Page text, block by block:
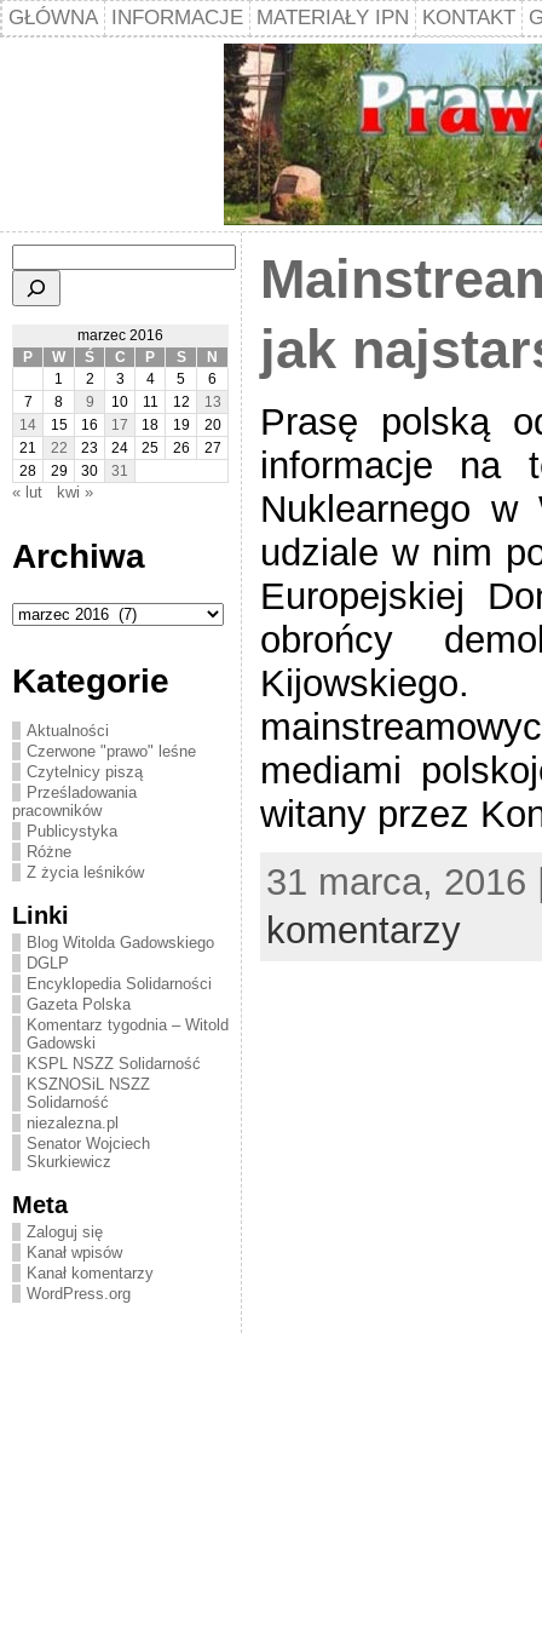
GŁÓWNA INFORMACJE MATERIAŁY IPN KONTAKT
marzec 2016
P
W Ś C P S
N
1
2 3 4 5
6
7
8 9 10 11 12
13
14
15 16 17 18 19
20
21
22 23 24 25 26
27
28
29 30 31
« lut kwi »
Archiwa
Archiwa
Kategorie
Aktualności
Czerwone "prawo" leśne
Czytelnicy piszą
Prześladowania
pracowników
Publicystyka
Różne
Z życia leśników
Linki
Blog Witolda Gadowskiego
DGLP
Encyklopedia Solidarności
Gazeta Polska
Komentarz tygodnia – Witold
Gadowski
KSPL NSZZ Solidarność
KSZNOSiL NSZZ
Solidarność
niezalezna.pl
Senator Wojciech
Skurkiewicz
Meta
Zaloguj się
Kanał wpisów
Kanał komentarzy
WordPress.org
jak
Prasę polską
informacje na
Nuklearnego w
udziale w nim
Europejskiej
obrońcy
mediami
witany przez
31 marca,
komentarzy